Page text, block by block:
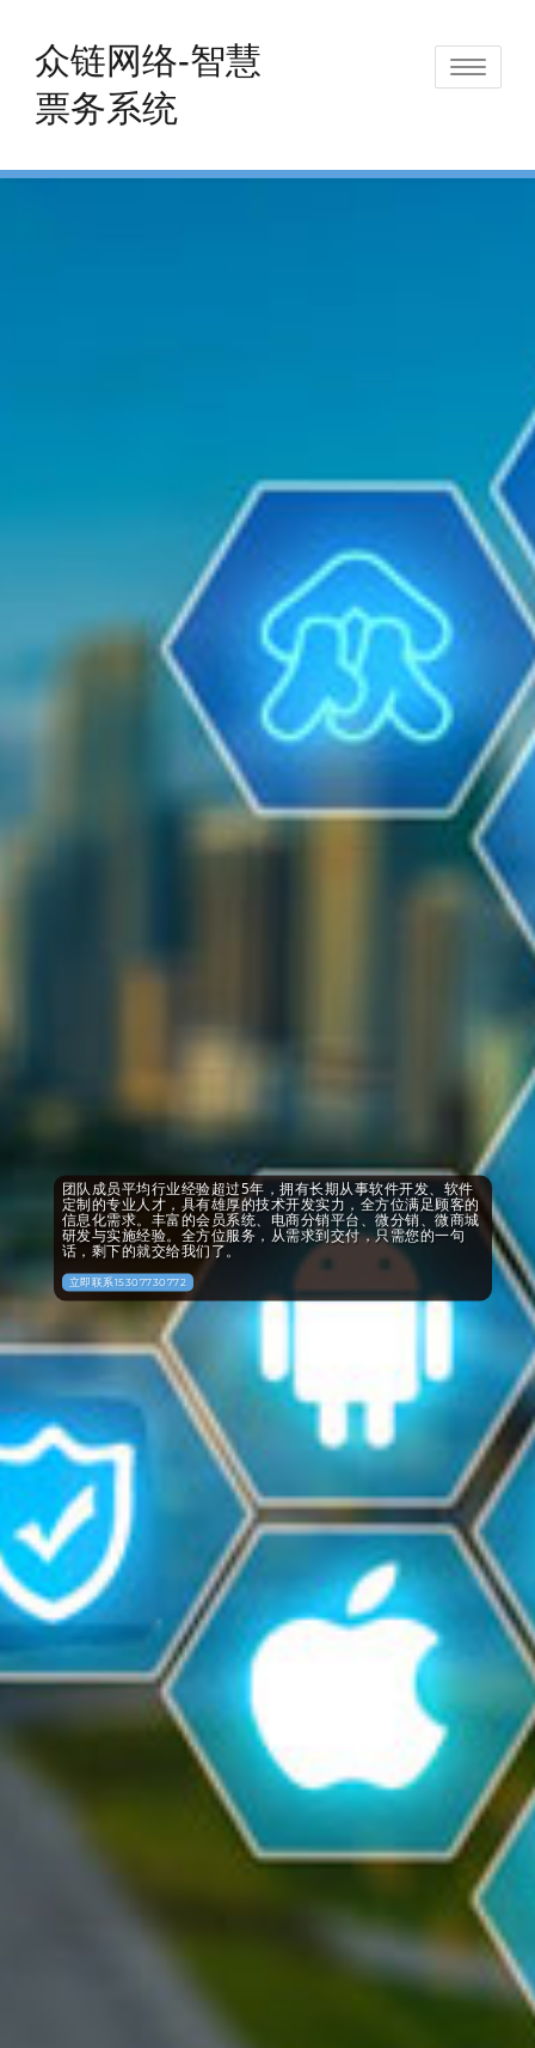
content
众链网络-智慧
票务系统
Toggle
团队成员平均行业经验超过5年，拥有长期从事软件开发、软件
定制的专业人才，具有雄厚的技术开发实力，全方位满足顾客的
信息化需求。丰富的会员系统、电商分销平台、微分销、微商城
研发与实施经验。全方位服务，从需求到交付，只需您的一句
话，剩下的就交给我们了。
立即联系15307730772